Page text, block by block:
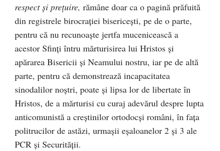
respect și prețuire, rămâne doar ca o pagină prăfuită
din registrele birocrației bisericești, pe de o parte,
pentru că nu recunoaște jertfa mucenicească a
acestor Sfinți întru mărturisirea lui Hristos și
apărarea Bisericii și Neamului nostru, iar pe de altă
parte, pentru că demonstrează incapacitatea
sinodalilor noștri, poate și lipsa lor de libertate în
Hristos, de a mărturisi cu curaj adevărul despre lupta
anticomunistă a creștinilor ortodocși români, în fața
politrucilor de astăzi, urmașii eșaloanelor 2 și 3 ale
PCR și Securității.